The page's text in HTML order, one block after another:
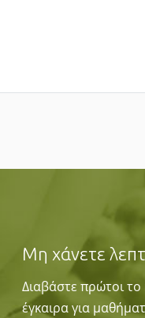
Μη χάνετε
Διαβάστε πρώτοι
έγκαιρα για